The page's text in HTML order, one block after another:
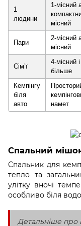
1
людини
1-місний
місний
Пари
2-місний
місний
Сім’ї
4-місний і
більше
Кемпінгу
біля
авто
намет
Спальний
Спальник для
тепло та
улітку вночі
особливо біля
Детальніше про